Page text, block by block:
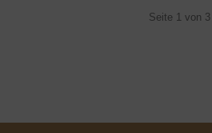
Seite 1 von 3